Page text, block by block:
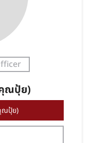
ณปุ้ย)
ณปุ้ย)